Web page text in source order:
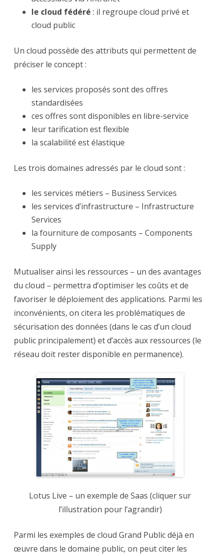
le cloud fédéré : il regroupe cloud privé et
cloud public
Un cloud possède des attributs qui permettent de
préciser le concept :
les services proposés sont des offres
standardisées
ces offres sont disponibles en libre-service
leur tarification est flexible
la scalabilité est élastique
Les trois domaines adressés par le cloud sont :
les services métiers – Business Services
les services d’infrastructure – Infrastructure
Services
la fourniture de composants – Components
Supply
Mutualiser ainsi les ressources – un des avantages
du cloud – permettra d’optimiser les coûts et de
favoriser le déploiement des applications. Parmi les
inconvénients, on citera les problématiques de
sécurisation des données (dans le cas d’un cloud
public principalement) et d’accès aux ressources (le
réseau doit rester disponible en permanence).
Lotus Live – un exemple de Saas (cliquer sur
l’illustration pour l’agrandir)
Parmi les exemples de cloud Grand Public déjà en
œuvre dans le domaine public, on peut citer les